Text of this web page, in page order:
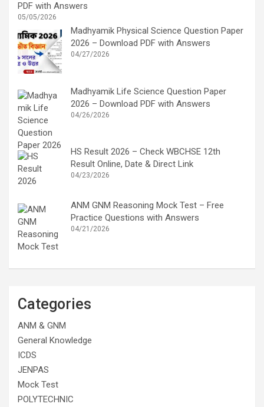
PDF with Answers
05/05/2026
Madhyamik Physical Science Question Paper
2026 – Download PDF with Answers
04/27/2026
Madhyamik Life Science Question Paper
2026 – Download PDF with Answers
04/26/2026
HS Result 2026 – Check WBCHSE 12th
Result Online, Date & Direct Link
04/23/2026
ANM GNM Reasoning Mock Test – Free
Practice Questions with Answers
04/21/2026
Categories
ANM & GNM
General Knowledge
ICDS
JENPAS
Mock Test
POLYTECHNIC